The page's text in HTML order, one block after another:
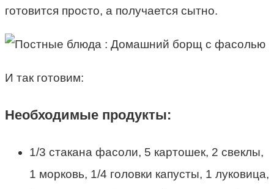
готовится просто, а получается сытно.
И так готовим:
Необходимые продукты:
1/3 стакана фасоли, 5 картошек, 2 свеклы,
1 морковь, 1/4 головки капусты, 1 луковица,